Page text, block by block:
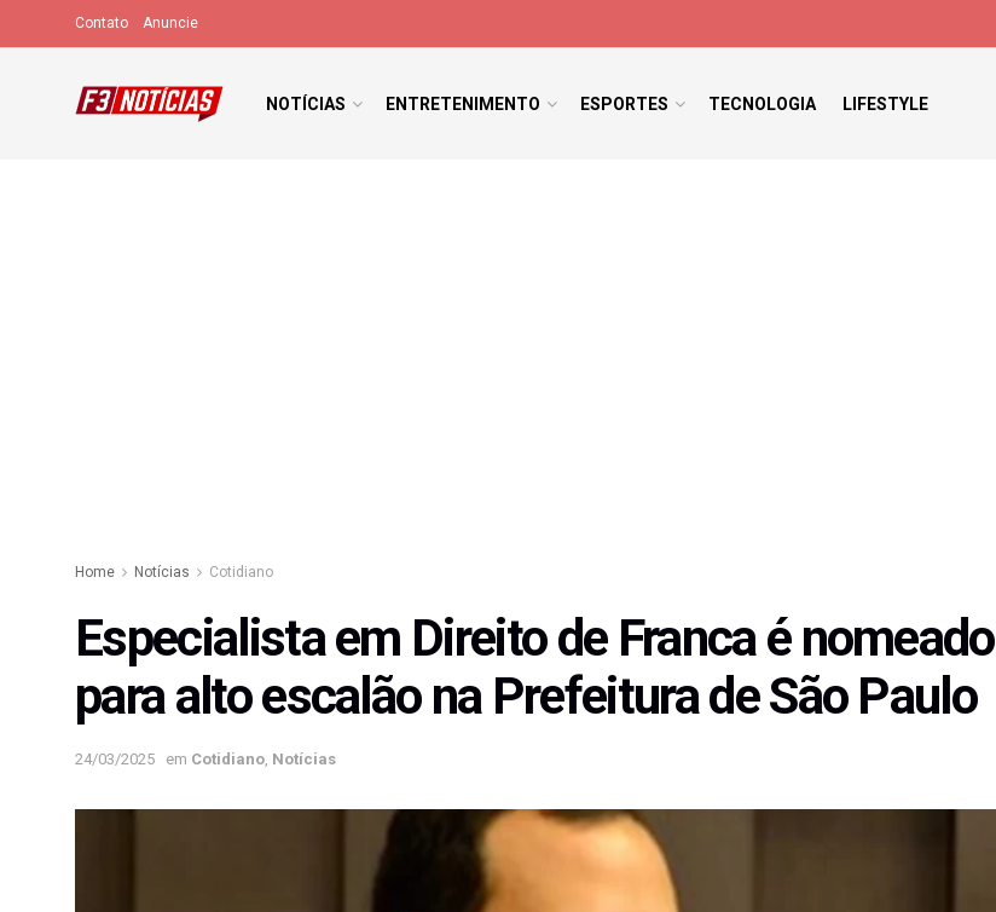
Contato Anuncie
NOTÍCIAS ENTRETENIMENTO ESPORTES TECNOLOGIA LIFESTYLE
Home Notícias Cotidiano
Especialista em Direito de Franca é nomeado
para alto escalão na Prefeitura de São Paulo
24/03/2025 em Cotidiano Notícias